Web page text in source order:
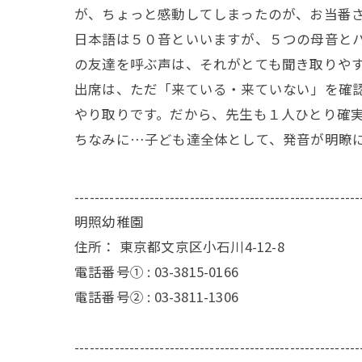
が、ちょっと感動してしまったのが、お当番
日本語は５０音といいますが、５つの母音
の友達を呼ぶ声は、それがとても聞き取りや
出席は、ただ「来ている・来ていない」を
やり取りです。だから、先生も１人ひとり確
ちなみに…子ども達全体として、発音が明瞭
明照幼稚園
住所： 東京都文京区小石川4-12-8
電話番号① : 03-3815-0166
電話番号② : 03-3811-1306